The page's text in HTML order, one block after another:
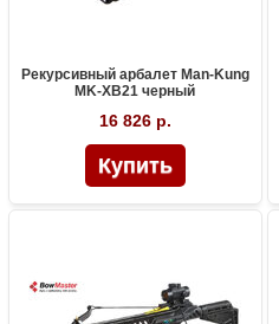
Рекурсивный арбалет Man-Kung
MK-XB21 черный
16 826 р.